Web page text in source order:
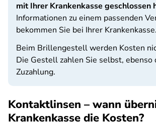
mit Ihrer Krankenkasse geschlossen
Informationen zu einem passenden
bekommen Sie bei Ihrer Krankenkasse.
Beim Brillengestell werden Kosten
Die Gestell zahlen Sie selbst, ebenso
Zuzahlung.
Kontaktlinsen – wann
Krankenkasse die Kosten?